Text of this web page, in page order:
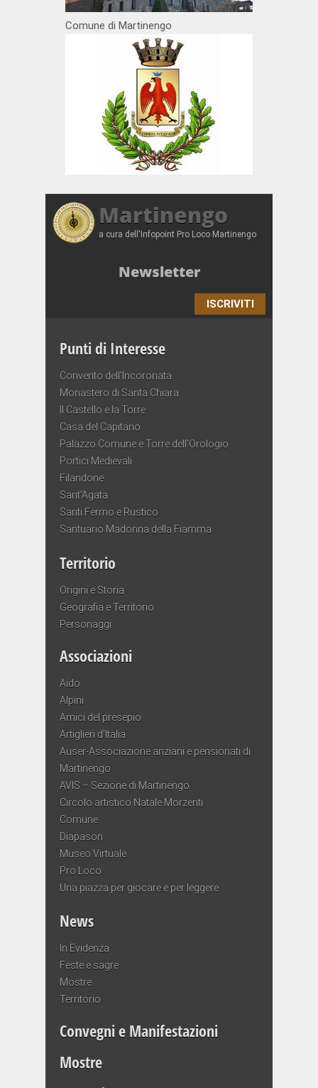
Comune di Martinengo
Martinengo
a cura dell'Infopoint Pro Loco Martinengo
Newsletter
ISCRIVITI
Punti di Interesse
Convento dell’Incoronata
Monastero di Santa Chiara
Il Castello e la Torre
Casa del Capitano
Palazzo Comune e Torre dell’Orologio
Portici Medievali
Filandone
Sant’Agata
Santi Fermo e Rustico
Santuario Madonna della Fiamma
Territorio
Origini e Storia
Geografia e Territorio
Personaggi
Associazioni
Aido
Alpini
Amici del presepio
Artiglieri d’Italia
Auser-Associazione anziani e pensionati di
Martinengo
AVIS – Sezione di Martinengo
Circolo artistico Natale Morzenti
Comune
Diapason
Museo Virtuale
Pro Loco
Una piazza per giocare e per leggere
News
In Evidenza
Feste e sagre
Mostre
Territorio
Convegni e Manifestazioni
Mostre